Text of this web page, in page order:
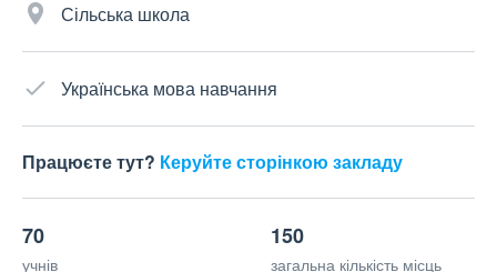
Сільська школа
Українська мова навчання
Працюєте тут? Керуйте сторінкою закладу
70
учнів
150
загальна кількість місць